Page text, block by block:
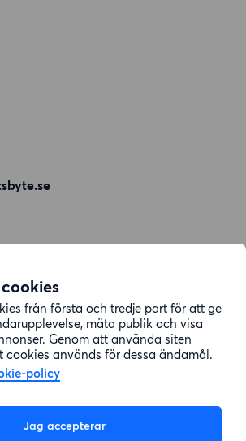
från första och tredje part för att ge
mäta publik och visa
Genom att använda siten
cookies används för dessa ändamål.
policy
Jag accepterar